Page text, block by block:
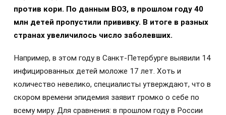
против кори. По данным ВОЗ, в прошлом году 40
млн детей пропустили прививку. В итоге в разных
странах увеличилось число заболевших.
Например, в этом году в Санкт-Петербурге выявили 14
инфицированных детей моложе 17 лет. Хоть и
количество невелико, специалисты утверждают, что в
скором времени эпидемия заявит громко о себе по
всему миру. Для сравнения: в прошлом году в России